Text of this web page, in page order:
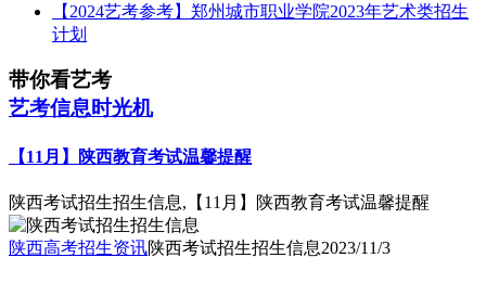
【2024艺考参考】郑州城市职业学院2023年艺术类招生
计划
带你看艺考
艺考信息时光机
【11月】陕西教育考试温馨提醒
陕西考试招生招生信息,【11月】陕西教育考试温馨提醒
陕西高考招生资讯陕西考试招生招生信息2023/11/3